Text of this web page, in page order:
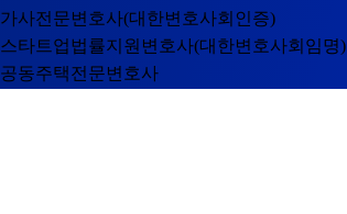
가사전문변호사(대한변호사회인증)
스타트업법률지원변호사(대한변호사회임명)
공동주택전문변호사